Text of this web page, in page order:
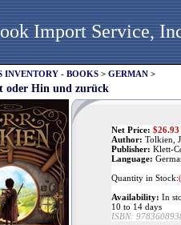
Import Service,
INVENTORY - BOOKS > GERMAN >
oder Hin und zurück
Net Price: $26.93
Author: Tolkien,
Publisher: Klett-
Language:
Quantity in Stock:
Availability: In
10 to 14 days
ISBN: